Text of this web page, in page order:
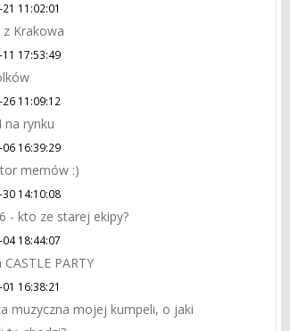
11:02:01
Krakowa
17:53:49
11:09:12
na rynku
16:39:29
memów :)
14:10:08
- kto ze starej ekipy?
18:44:07
CASTLE PARTY
16:38:21
muzyczna mojej kumpeli, o jaki